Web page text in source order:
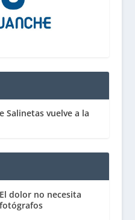
Salinetas vuelve a la
El dolor no necesita
fotógrafos